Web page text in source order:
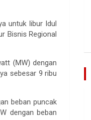
untuk libur Idul
Bisnis Regional
(MW) dengan
sebesar 9 ribu
beban puncak
dengan beban